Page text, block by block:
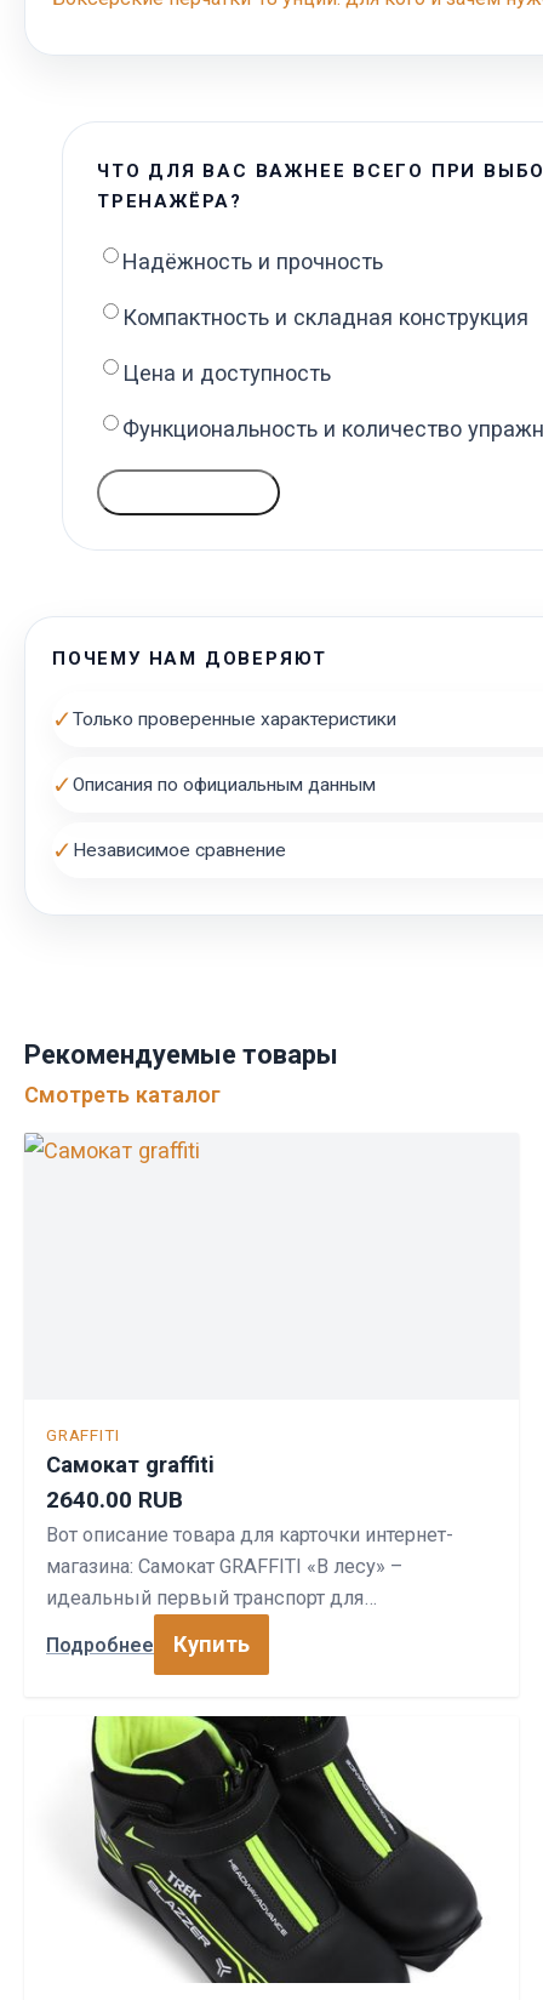
ЧТО ДЛЯ ВАС ВАЖНЕЕ ВСЕГО ПРИ
ТРЕНАЖЁРА?
Надёжность и прочность
Компактность и складная конструкция
Цена и доступность
Функциональность и количество
ПОЧЕМУ НАМ ДОВЕРЯЮТ
✓Только проверенные характеристики
✓Описания по официальным данным
✓ Независимое сравнение
Рекомендуемые товары
Смотреть каталог
GRAFFITI
Самокат graffiti
2640.00 RUB
Вот описание товара для карточки интернет-
магазина: Самокат GRAFFITI «В лесу» –
идеальный первый транспорт для…
Подробнее Купить